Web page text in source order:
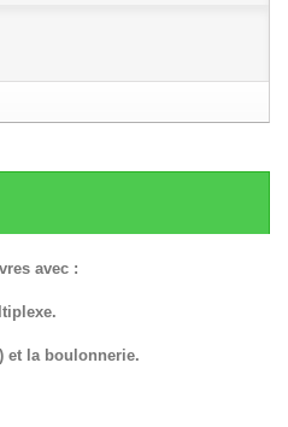
avec :
et la boulonnerie.